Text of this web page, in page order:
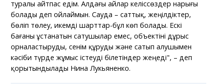
туралы айтпас едім. Алдағы айлар келіссөздер нарығы
болады деп ойлаймын. Сауда – саттық, жеңілдіктер,
бөліп төлеу, икемді шарттар-бұл көп болады. Ескі
бағаны ұстанатын сатушылар емес, объектіні дұрыс
орналастыруды, сенім құруды және сатып алушымен
кәсіби түрде жұмыс істеуді білетіндер жеңеді", – деп
қорытындылады Нина Лукьяненко.